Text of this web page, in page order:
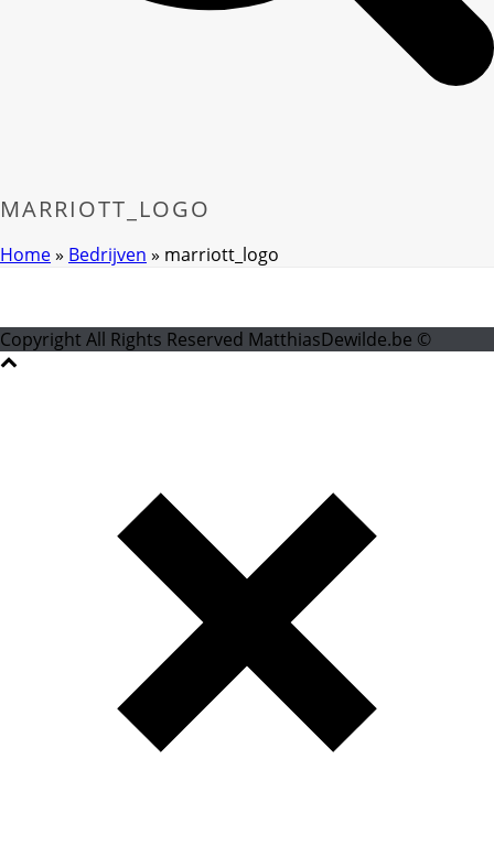
MARRIOTT_LOGO
Home» Bedrijven » marriott_logo
Copyright All Rights Reserved MatthiasDewilde.be ©